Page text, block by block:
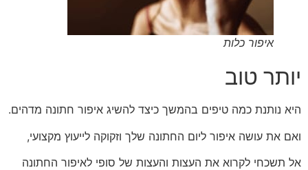
איפור כלות
יותר טוב
היא נותנת כמה טיפים בהמשך כיצד להשיג איפור חתונה מדהים.
ואם את עושה איפור ליום החתונה שלך וזקוקה לייעוץ מקצועי,
אל תשכחי לקרוא את העצות והעצות של סופי לאיפור החתונה